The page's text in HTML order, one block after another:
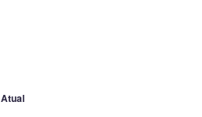
Atual